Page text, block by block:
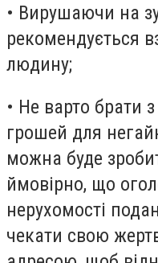
• Вирушаючи на
рекомендується
людину;
• Не варто брати
грошей для
можна буде
ймовірно, що
нерухомості
чекати свою